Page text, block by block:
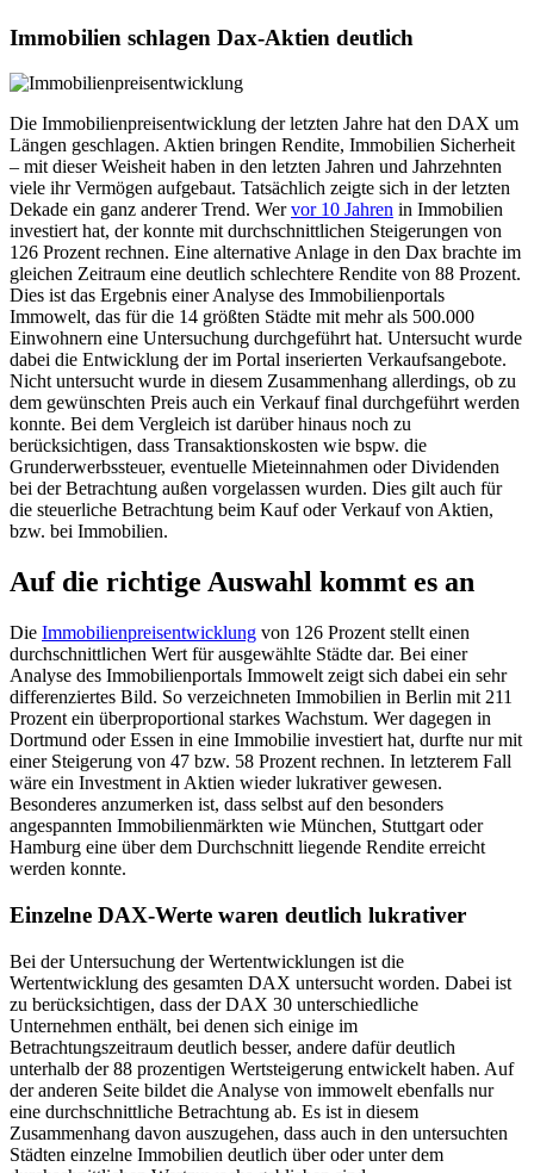
Immobilien schlagen Dax-Aktien deutlich
Die Immobilienpreisentwicklung der letzten Jahre hat den DAX um
Längen geschlagen. Aktien bringen Rendite, Immobilien Sicherheit
– mit dieser Weisheit haben in den letzten Jahren und Jahrzehnten
viele ihr Vermögen aufgebaut. Tatsächlich zeigte sich in der letzten
Dekade ein ganz anderer Trend. Wervor 10 Jahren in Immobilien
investiert hat, der konnte mit durchschnittlichen Steigerungen von
126 Prozent rechnen. Eine alternative Anlage in den Dax brachte im
gleichen Zeitraum eine deutlich schlechtere Rendite von 88 Prozent.
Dies ist das Ergebnis einer Analyse des Immobilienportals
Immowelt, das für die 14 größten Städte mit mehr als 500.000
Einwohnern eine Untersuchung durchgeführt hat. Untersucht wurde
dabei die Entwicklung der im Portal inserierten Verkaufsangebote.
Nicht untersucht wurde in diesem Zusammenhang allerdings, ob zu
dem gewünschten Preis auch ein Verkauf final durchgeführt werden
konnte. Bei dem Vergleich ist darüber hinaus noch zu
berücksichtigen, dass Transaktionskosten wie bspw. die
Grunderwerbssteuer, eventuelle Mieteinnahmen oder Dividenden
bei der Betrachtung außen vorgelassen wurden. Dies gilt auch für
die steuerliche Betrachtung beim Kauf oder Verkauf von Aktien,
bzw. bei Immobilien.
Auf die richtige Auswahl kommt es an
Die Immobilienpreisentwicklung von 126 Prozent stellt einen
durchschnittlichen Wert für ausgewählte Städte dar. Bei einer
Analyse des Immobilienportals Immowelt zeigt sich dabei ein sehr
differenziertes Bild. So verzeichneten Immobilien in Berlin mit 211
Prozent ein überproportional starkes Wachstum. Wer dagegen in
Dortmund oder Essen in eine Immobilie investiert hat, durfte nur mit
einer Steigerung von 47 bzw. 58 Prozent rechnen. In letzterem Fall
wäre ein Investment in Aktien wieder lukrativer gewesen.
Besonderes anzumerken ist, dass selbst auf den besonders
angespannten Immobilienmärkten wie München, Stuttgart oder
Hamburg eine über dem Durchschnitt liegende Rendite erreicht
werden konnte.
Einzelne DAX-Werte waren deutlich lukrativer
Bei der Untersuchung der Wertentwicklungen ist die
Wertentwicklung des gesamten DAX untersucht worden. Dabei ist
zu berücksichtigen, dass der DAX 30 unterschiedliche
Unternehmen enthält, bei denen sich einige im
Betrachtungszeitraum deutlich besser, andere dafür deutlich
unterhalb der 88 prozentigen Wertsteigerung entwickelt haben. Auf
der anderen Seite bildet die Analyse von immowelt ebenfalls nur
eine durchschnittliche Betrachtung ab. Es ist in diesem
Zusammenhang davon auszugehen, dass auch in den untersuchten
Städten einzelne Immobilien deutlich über oder unter dem